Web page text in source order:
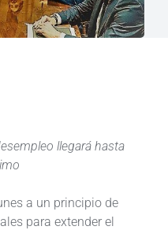
llegará hasta
a un principio de
para extender el